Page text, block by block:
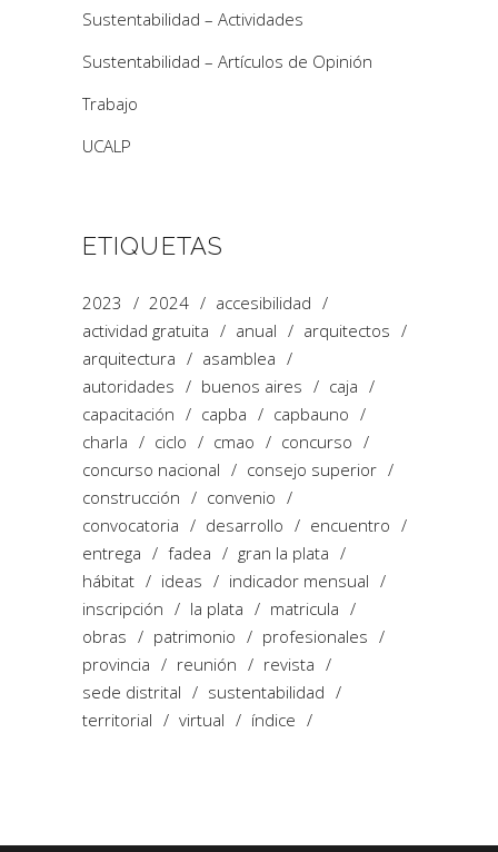
Sustentabilidad – Actividades
Sustentabilidad – Artículos de Opinión
Trabajo
UCALP
ETIQUETAS
2023 2024
accesibilidad
actividad gratuita
anual
arquitectos
arquitectura
asamblea
autoridades
buenos aires
caja
capacitación
capba
capbauno
charla
ciclo cmao
concurso
concurso nacional
consejo superior
construcción
convenio
convocatoria
desarrollo
encuentro
entrega
fadea
gran la plata
hábitat
ideas
indicador mensual
inscripción
la plata
matricula
obras
patrimonio
profesionales
provincia
reunión
revista
sede distrital
sustentabilidad
territorial
virtual índice